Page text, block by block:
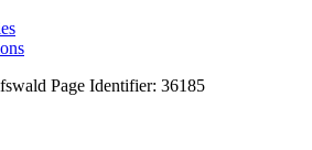
Page Identifier: 36185